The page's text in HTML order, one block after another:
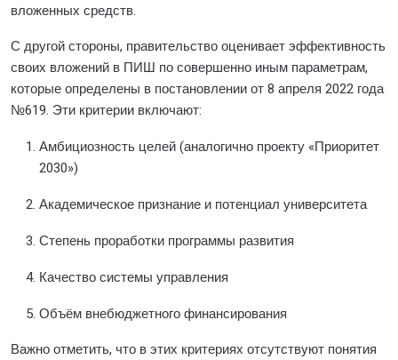
вложенных средств.
С другой стороны, правительство оценивает эффективность
своих вложений в ПИШ по совершенно иным параметрам,
которые определены в постановлении от 8 апреля 2022 года
№619. Эти критерии включают:
Амбициозность целей (аналогично проекту «Приоритет
2030»)
Академическое признание и потенциал университета
Степень проработки программы развития
Качество системы управления
Объём внебюджетного финансирования
Важно отметить, что в этих критериях отсутствуют понятия